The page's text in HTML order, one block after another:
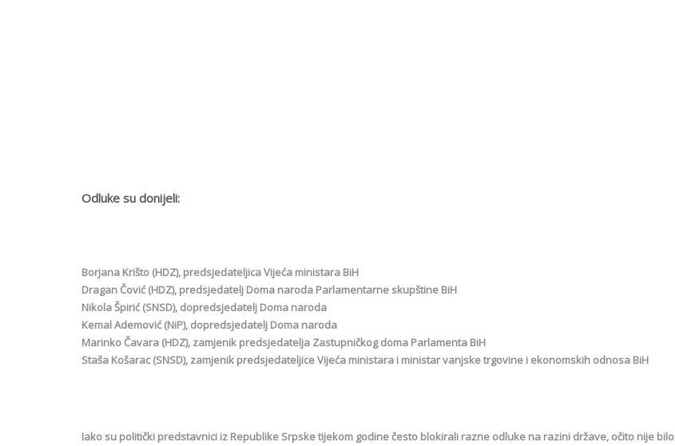
Odluke su donijeli:
Borjana Krišto (HDZ), predsjedateljica Vijeća ministara BiH
Dragan Čović (HDZ), predsjedatelj Doma naroda Parlamentarne skupštine BiH
Nikola Špirić (SNSD), dopredsjedatelj Doma naroda
Kemal Ademović (NiP), dopredsjedatelj Doma naroda
Marinko Čavara (HDZ), zamjenik predsjedatelja Zastupničkog doma Parlamenta BiH
Staša Košarac (SNSD), zamjenik predsjedateljice Vijeća ministara i ministar vanjske trgovine i ekonomskih odnosa BiH
Iako su politički predstavnici iz Republike Srpske tijekom godine često blokirali razne odluke na razini države, očito nije bilo